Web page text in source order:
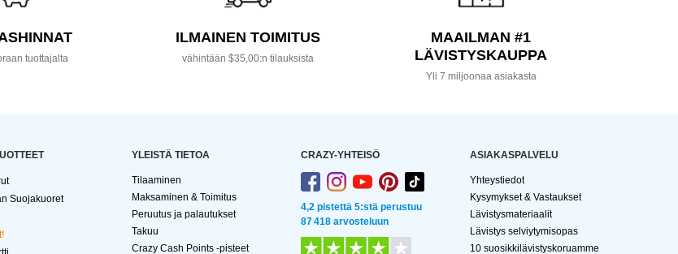
tuottajalta
ILMAINEN TOIMITUS
vähintään $35,00:n tilauksista
MAAILMAN #1
LÄVISTYSKAUPPA
Yli 7 miljoonaa asiakasta
Suojakuoret
YLEISTÄ TIETOA
Tilaaminen
Maksaminen & Toimitus
Peruutus ja palautukset
Takuu
Crazy Cash Points -pisteet
CRAZY-YHTEISÖ
4,2 pistettä 5:stä perustuu
87 418 arvosteluun
ASIAKASPALVELU
Yhteystiedot
Kysymykset & Vastaukset
Lävistysmateriaalit
Lävistys selviytymisopas
10 suosikkilävistyskoruamme